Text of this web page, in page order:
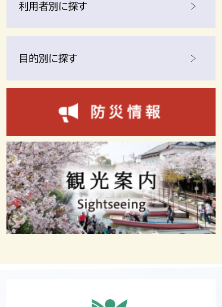
利用者別に探す
目的別に探す